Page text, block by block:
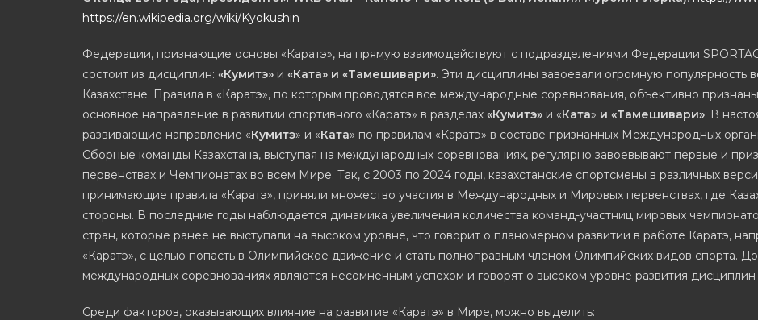
https://en.wikipedia.org/wiki/Kyokushin
Федерации, признающие основы «Каратэ», на прямую взаимодействуют с подразделениями Федерации
состоит из дисциплин: «Кумитэ» и «Ката» и «Тамешивари». Эти дисциплины завоевали огромную популярность
Казахстане. Правила в «Каратэ», по которым проводятся все международные соревнования, объективно
основное направление в развитии спортивного «Каратэ» в разделах «Кумитэ» и «Ката» и «Тамешивари». В
развивающие направление «Кумитэ» и «Ката» по правилам «Каратэ» в составе признанных Международных
Сборные команды Казахстана, выступая на международных соревнованиях, регулярно завоевывают первые и
первенствах и Чемпионатах во всем Мире. Так, с 2003 по 2024 годы, казахстанские спортсмены в различных
принимающие правила «Каратэ», приняли множество участия в Международных и Мировых первенствах, где
стороны. В последние годы наблюдается динамика увеличения количества команд-участниц мировых
стран, которые ранее не выступали на высоком уровне, что говорит о планомерном развитии в работе Каратэ,
«Каратэ», с целью попасть в Олимпийское движение и стать полноправным членом Олимпийских видов спорта.
международных соревнованиях являются несомненным успехом и говорят о высоком уровне развития
Среди факторов, оказывающих влияние на развитие «Каратэ» в Мире, можно выделить: